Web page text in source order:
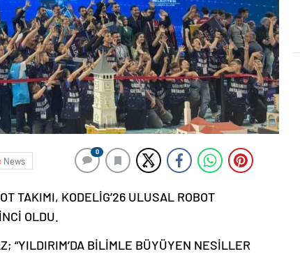
News
0
TAKIMI, KODELİG’26 ULUSAL ROBOT
OLDU.
“YILDIRIM’DA BİLİMLE BÜYÜYEN NESİLLER